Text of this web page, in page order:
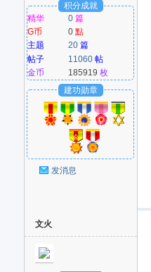
积分成就
精华
0 篇
G币
0點
主题
20 篇
帖子
11060 帖
金币
185919枚
建功勋章
发消息
文火